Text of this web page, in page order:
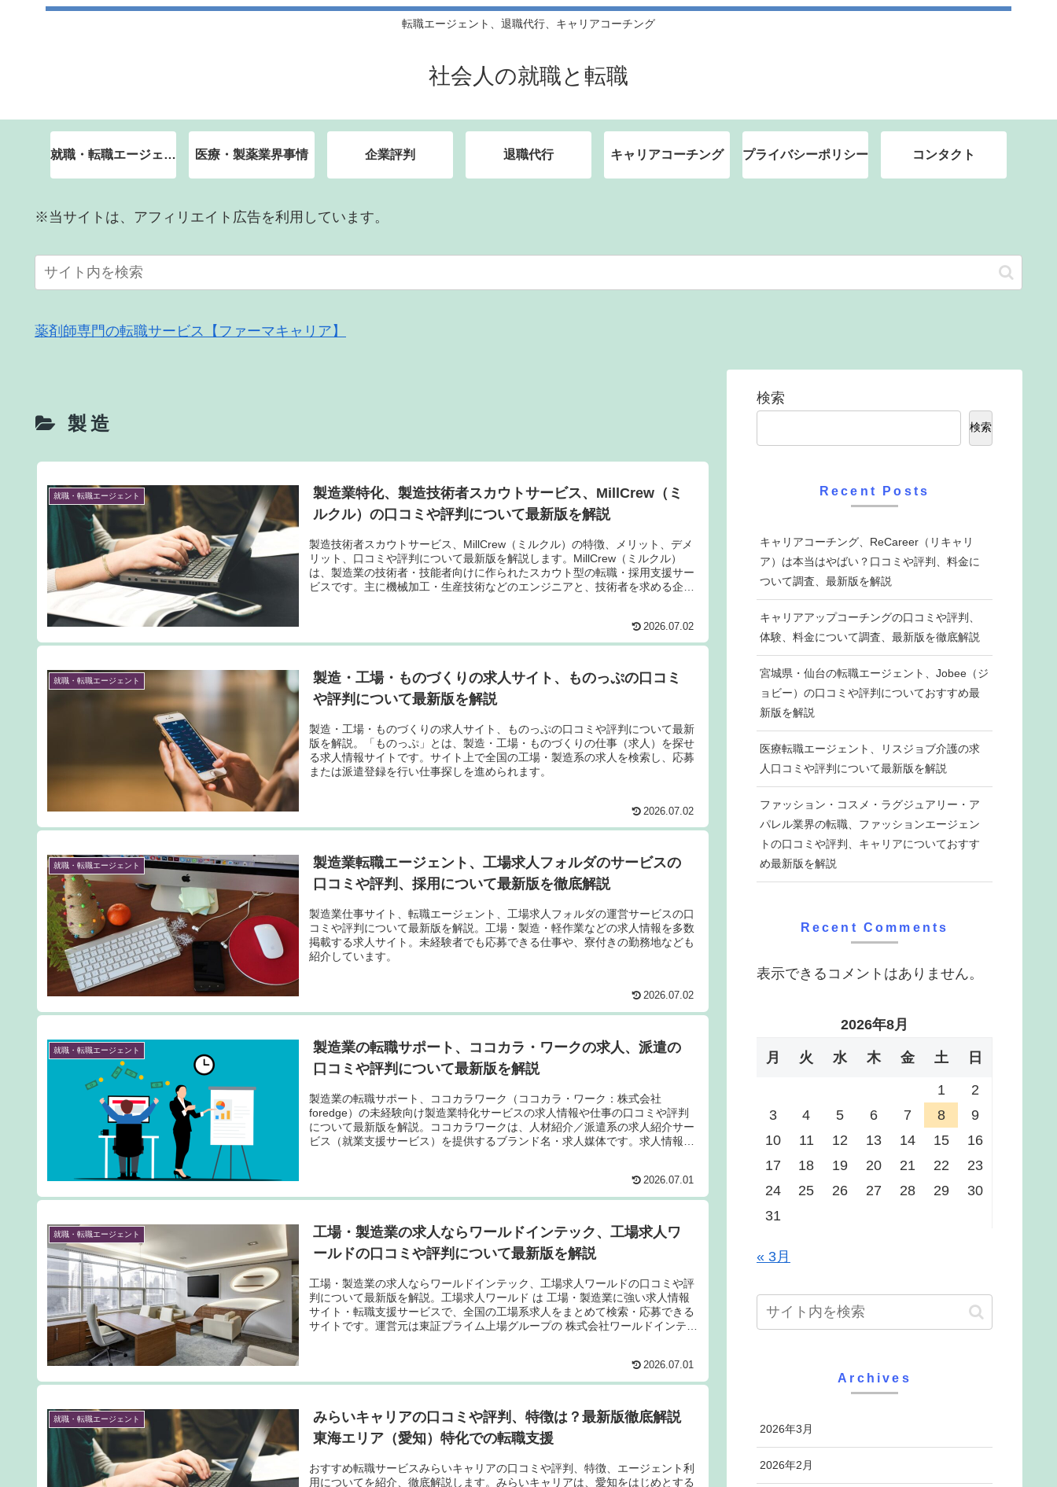
転職エージェント、退職代行、キャリアコーチング
社会人の就職と転職
就職・転職エージェント 医療・製薬業界事情 企業評判 退職代行 キャリアコーチング プライバシーポリシー コンタクト
※当サイトは、アフィリエイト広告を利用しています。
薬剤師専門の転職サービス【ファーマキャリア】
製造
就職・転職エージェント
製造業特化、製造技術者スカウトサービス、MillCrew（ミ
ルクル）の口コミや評判について最新版を解説
製造技術者スカウトサービス、MillCrew（ミルクル）の特徴、メリット、デメ
リット、口コミや評判について最新版を解説します。MillCrew（ミルクル）
は、製造業の技術者・技能者向けに作られたスカウト型の転職・採用支援サー
ビスです。主に機械加工・生産技術などのエンジニアと、技術者を求める企業
2026.07.02
就職・転職エージェント
製造・工場・ものづくりの求人サイト、ものっぷの口コミ
や評判について最新版を解説
製造・工場・ものづくりの求人サイト、ものっぷの口コミや評判について最新
版を解説。「ものっぷ」とは、製造・工場・ものづくりの仕事（求人）を探せ
る求人情報サイトです。サイト上で全国の工場・製造系の求人を検索し、応募
または派遣登録を行い仕事探しを進められます。
2026.07.02
就職・転職エージェント
製造業転職エージェント、工場求人フォルダのサービスの
口コミや評判、採用について最新版を徹底解説
製造業仕事サイト、転職エージェント、工場求人フォルダの運営サービスの口
コミや評判について最新版を解説。工場・製造・軽作業などの求人情報を多数
掲載する求人サイト。未経験者でも応募できる仕事や、寮付きの勤務地なども
紹介しています。
2026.07.02
就職・転職エージェント
製造業の転職サポート、ココカラ・ワークの求人、派遣の
口コミや評判について最新版を解説
製造業の転職サポート、ココカラワーク（ココカラ・ワーク：株式会社
foredge）の未経験向け製造業特化サービスの求人情報や仕事の口コミや評判
について最新版を解説。ココカラワークは、人材紹介／派遣系の求人紹介サー
ビス（就業支援サービス）を提供するブランド名・求人媒体です。求人情報サ
2026.07.01
就職・転職エージェント
工場・製造業の求人ならワールドインテック、工場求人ワ
ールドの口コミや評判について最新版を解説
工場・製造業の求人ならワールドインテック、工場求人ワールドの口コミや評
判について最新版を解説。工場求人ワールド は 工場・製造業に強い求人情報
サイト・転職支援サービスで、全国の工場系求人をまとめて検索・応募できる
サイトです。運営元は東証プライム上場グループの 株式会社ワールドインテッ
2026.07.01
就職・転職エージェント
みらいキャリアの口コミや評判、特徴は？最新版徹底解説
東海エリア（愛知）特化での転職支援
おすすめ転職サービスみらいキャリアの口コミや評判、特徴、エージェント利
用についてを紹介、徹底解説します。みらいキャリアは、愛知をはじめとする
検索
検索
Recent Posts
キャリアコーチング、ReCareer（リキャリ
ア）は本当はやばい？口コミや評判、料金に
ついて調査、最新版を解説
キャリアアップコーチングの口コミや評判、
体験、料金について調査、最新版を徹底解説
宮城県・仙台の転職エージェント、Jobee（ジ
ョビー）の口コミや評判についておすすめ最
新版を解説
医療転職エージェント、リスジョブ介護の求
人口コミや評判について最新版を解説
ファッション・コスメ・ラグジュアリー・ア
パレル業界の転職、ファッションエージェン
トの口コミや評判、キャリアについておすす
め最新版を解説
Recent Comments
表示できるコメントはありません。
2026年8月
月 火 水 木 金 土 日
1
2
3
4 5 6 7 8
9
10
11 12 13 14 15
16
17
18 19 20 21 22
23
24
25 26 27 28 29
30
31
« 3月
Archives
2026年3月
2026年2月